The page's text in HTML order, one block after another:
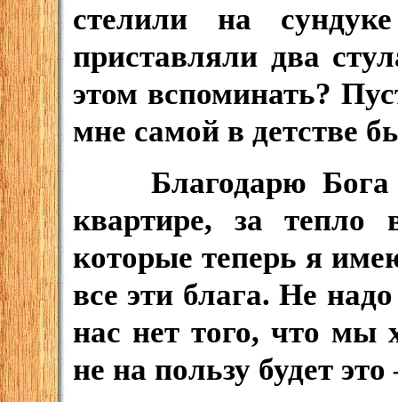
стелили на
приставляли два
этом вспоминать?
мне самой в детстве
Благодарю Бога
квартире, за
которые теперь я
все эти блага. Не
нас нет того, что мы
не на пользу будет